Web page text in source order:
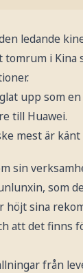
ledande
i
upp som
till Huawei.
mest är
sin
som
höjt sina
att det finns
från